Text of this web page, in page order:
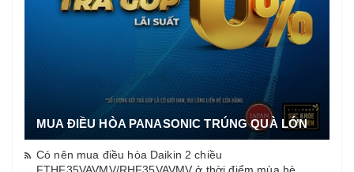
MUA ĐIỀU HÒA PANASONIC TRÚNG QUÀ LỚN
Có nên mua điều hòa Daikin 2 chiều